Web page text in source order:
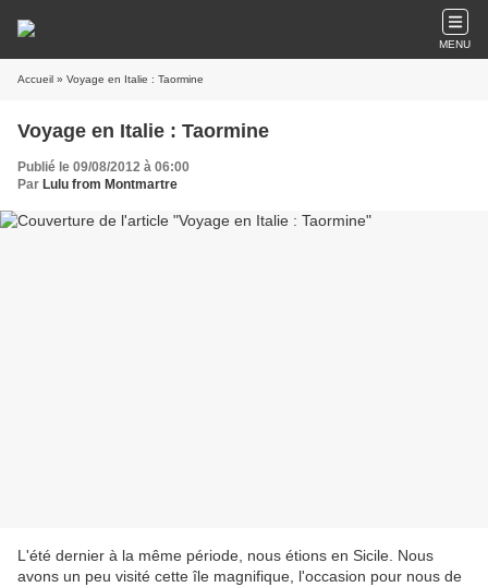
MENU
Accueil » Voyage en Italie : Taormine
Voyage en Italie : Taormine
Publié le 09/08/2012 à 06:00
Par Lulu from Montmartre
L'été dernier à la même période, nous étions en Sicile. Nous
avons un peu visité cette île magnifique, l'occasion pour nous de